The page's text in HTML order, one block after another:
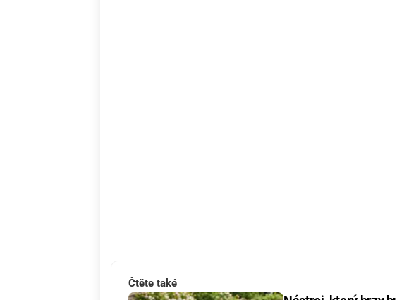
Čtěte také